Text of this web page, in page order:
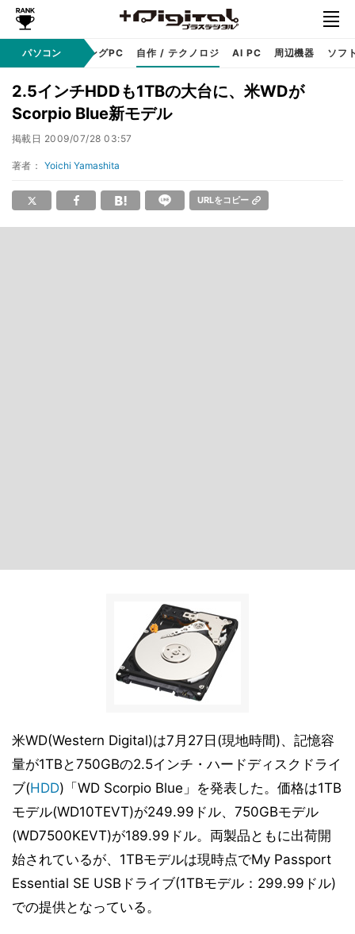
パソコン
PC本体 ゲーミングPC 自作 / テクノロジ AI PC 周辺機器 ソフ
2.5インチHDDも1TBの大台に、米WDが
Scorpio Blue新モデル
掲載日 2009/07/28 03:57
著者： Yoichi Yamashita
URLをコピー
米WD(Western Digital)は7月27日(現地時間)、記憶容
量が1TBと750GBの2.5インチ・ハードディスクドライ
ブ(HDD)「WD Scorpio Blue」を発表した。価格は1TB
モデル(WD10TEVT)が249.99ドル、750GBモデル
(WD7500KEVT)が189.99ドル。両製品ともに出荷開
始されているが、1TBモデルは現時点でMy Passport
Essential SE USBドライブ(1TBモデル：299.99ドル)
での提供となっている。